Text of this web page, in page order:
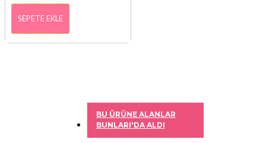
SEPETE EKLE
BU ÜRÜNE ALANLAR
BUNLARI'DA ALDI